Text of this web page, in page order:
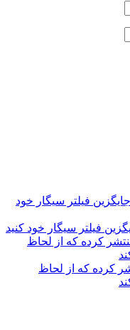
فیلتر سیگار خود کنید
کرده که از لحاظ